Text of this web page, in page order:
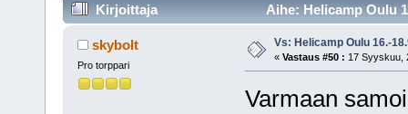
Kirjoittaja Aihe: Helicamp Oulu
skybolt
Pro torppari
Vs: Helicamp Oulu 16.-
« Vastaus #50 : 17 Syyskuu,
Varmaan